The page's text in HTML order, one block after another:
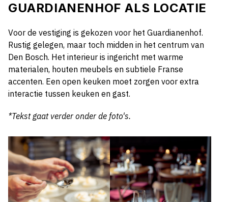
GUARDIANENHOF ALS LOCATIE
Voor de vestiging is gekozen voor het Guardianenhof.
Rustig gelegen, maar toch midden in het centrum van
Den Bosch. Het interieur is ingericht met warme
materialen, houten meubels en subtiele Franse
accenten. Een open keuken moet zorgen voor extra
interactie tussen keuken en gast.
*Tekst gaat verder onder de foto's.